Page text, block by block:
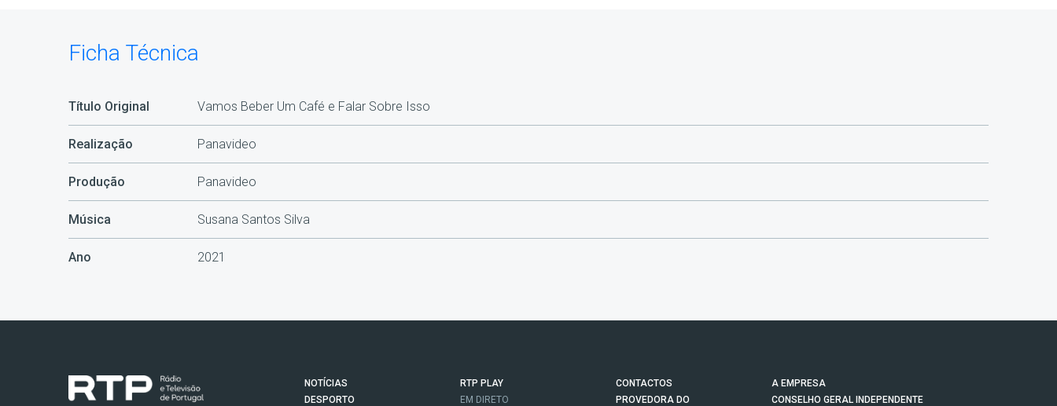
Ficha Técnica
Título Original Vamos Beber Um Café e Falar Sobre Isso
Realização Panavideo
Produção Panavideo
Música Susana Santos Silva
Ano 2021
NOTÍCIAS
DESPORTO
RTP PLAY
EM DIRETO
CONTACTOS
PROVEDORA DO
A EMPRESA
CONSELHO GERAL INDEPENDENTE